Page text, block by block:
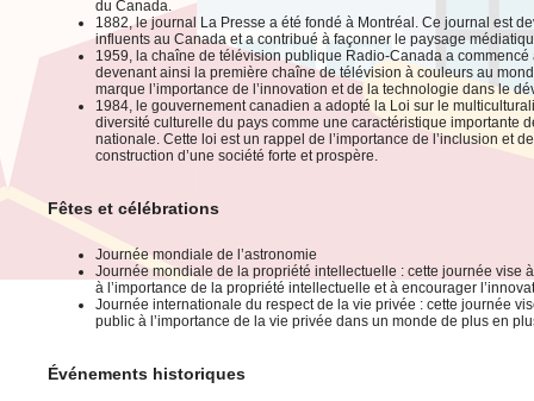
du Canada.
1882, le journal La Presse a été fondé à Montréal. Ce journal est
influents au Canada et a contribué à façonner le paysage
1959, la chaîne de télévision publique Radio-Canada a commencé
devenant ainsi la première chaîne de télévision à couleurs au
marque l’importance de l’innovation et de la technologie dans le
1984, le gouvernement canadien a adopté la Loi sur le
diversité culturelle du pays comme une caractéristique importante
nationale. Cette loi est un rappel de l’importance de l’inclusion et
construction d’une société forte et prospère.
Fêtes et célébrations
Journée mondiale de l’astronomie
Journée mondiale de la propriété intellectuelle : cette journée vise
à l’importance de la propriété intellectuelle et à encourager
Journée internationale du respect de la vie privée : cette journée
public à l’importance de la vie privée dans un monde de plus en
Événements historiques